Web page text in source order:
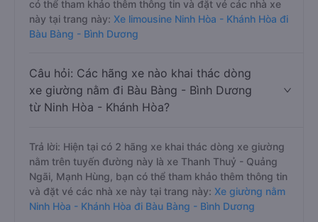
có thể tham khảo thêm thông tin và đặt vé các nhà xe
này tại trang này: Xe limousine Ninh Hòa - Khánh Hòa đi
Bàu Bàng - Bình Dương
Câu hỏi: Các hãng xe nào khai thác dòng
xe giường nằm đi Bàu Bàng - Bình Dương
từ Ninh Hòa - Khánh Hòa?
Trả lời: Hiện tại có 2 hãng xe khai thác dòng xe giường
nằm trên tuyến đường này là xe Thanh Thuỷ - Quảng
Ngãi, Mạnh Hùng, bạn có thể tham khảo thêm thông tin
và đặt vé các nhà xe này tại trang này: Xe giường nằm
Ninh Hòa - Khánh Hòa đi Bàu Bàng - Bình Dương